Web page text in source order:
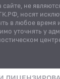
не
носят
в любое
уточнять у